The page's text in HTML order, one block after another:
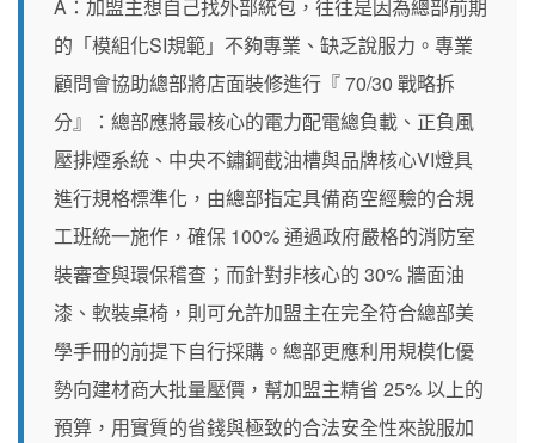
A：加盟主想自己找外部統包，往往是因為總部前期
的「模組化SI規範」不夠專業、缺乏說服力。專業
顧問會協助總部將店面裝修進行『 70/30 戰略拆
分』：總部應將最核心的電力配電總負載、正負風
壓排煙系統、中央不鏽鋼截油槽與品牌核心VI燈具
進行規格標準化，由總部指定具備商空經驗的合規
工班統一施作，確保 100% 通過政府嚴格的消防室
裝審查與環保稽查；而針對非核心的 30% 牆面油
漆、軟裝桌椅，則可允許加盟主在完全符合總部美
學手冊的前提下自行採購。總部更應利用規模化優
勢向建材商大批量壓價，幫加盟主精省 25% 以上的
預算，用實質的省錢與極致的合法安全性來說服加